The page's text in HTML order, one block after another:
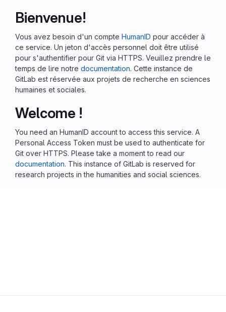
Bienvenue!
Vous avez besoin d'un compte HumanID pour accéder à
ce service. Un jeton d'accès personnel doit être utilisé
pour s'authentifier pour Git via HTTPS. Veuillez prendre le
temps de lire notre documentation. Cette instance de
GitLab est réservée aux projets de recherche en sciences
humaines et sociales.
Welcome !
You need an HumanID account to access this service. A
Personal Access Token must be used to authenticate for
Git over HTTPS. Please take a moment to read our
documentation. This instance of GitLab is reserved for
research projects in the humanities and social sciences.